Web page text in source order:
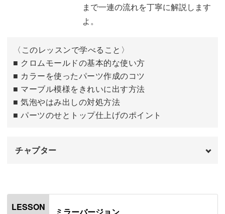
自分で作れるようになると、ネイルの幅がぐっと広がりま
まずは基本となるクロムパーツの作り方から。
2色を使ったマーブルデザインをご紹介します。
きれいな模様を出すための流し込み方や、モールドの扱い
まで一連の流れを丁寧に解説します
よ。
〈このレッスンで学べること〉
■ クロムモールドの基本的な使い方
■ カラーを使ったパーツ作成のコツ
■ マーブル模様をきれいに出す方法
■ 気泡やはみ出しの対処方法
■ パーツのせとトップ仕上げのポイント
チャプター
使用する商材
LESSON